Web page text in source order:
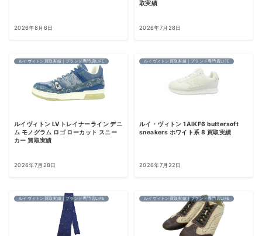
2026年8月6日
取実績
2026年7月28日
ルイヴィトン買取実績｜ブランド専門店LIFE
ルイヴィトン LVトレイナーライン デニ
ム モノグラム ロゴ ローカット スニー
カー 買取実績
2026年7月28日
ルイヴィトン買取実績｜ブランド専門店LIFE
ルイ・ヴィトン 1AIKF6 buttersoft
sneakers ホワイト系 8 買取実績
2026年7月22日
ルイヴィトン買取実績｜ブランド専門店LIFE ルイヴィトン買取実績｜ブランド専門店LIFE